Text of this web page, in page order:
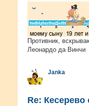
Противник,
Леонардо да Винчи
Janka
Re: